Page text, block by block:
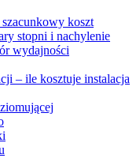
koszt
stopni i nachylenie
wydajności
– ile kosztuje instalacja